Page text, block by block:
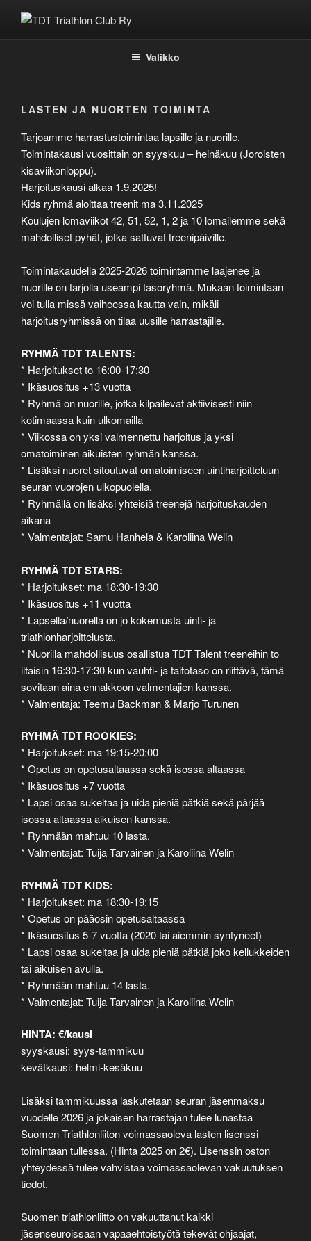
sisältöön
TDT TRIATHLON CLUB RY
Valikko
LASTEN JA NUORTEN TOIMINTA
Tarjoamme harrastustoimintaa lapsille ja nuorille.
Toimintakausi vuosittain on syyskuu – heinäkuu (Joroisten
kisaviikonloppu).
Harjoituskausi alkaa 1.9.2025!
Kids ryhmä aloittaa treenit ma 3.11.2025
Koulujen lomaviikot 42, 51, 52, 1, 2 ja 10 lomailemme sekä
mahdolliset pyhät, jotka sattuvat treenipäiville.
Toimintakaudella 2025-2026 toimintamme laajenee ja
nuorille on tarjolla useampi tasoryhmä. Mukaan toimintaan
voi tulla missä vaiheessa kautta vain, mikäli
harjoitusryhmissä on tilaa uusille harrastajille.
RYHMÄ TDT TALENTS:
* Harjoitukset to 16:00-17:30
* Ikäsuositus +13 vuotta
* Ryhmä on nuorille, jotka kilpailevat aktiivisesti niin
kotimaassa kuin ulkomailla
* Viikossa on yksi valmennettu harjoitus ja yksi
omatoiminen aikuisten ryhmän kanssa.
* Lisäksi nuoret sitoutuvat omatoimiseen uintiharjoitteluun
seuran vuorojen ulkopuolella.
* Ryhmällä on lisäksi yhteisiä treenejä harjoituskauden
aikana
* Valmentajat: Samu Hanhela & Karoliina Welin
RYHMÄ TDT STARS:
* Harjoitukset: ma 18:30-19:30
* Ikäsuositus +11 vuotta
* Lapsella/nuorella on jo kokemusta uinti- ja
triathlonharjoittelusta.
* Nuorilla mahdollisuus osallistua TDT Talent treeneihin to
iltaisin 16:30-17:30 kun vauhti- ja taitotaso on riittävä, tämä
sovitaan aina ennakkoon valmentajien kanssa.
* Valmentaja: Teemu Backman & Marjo Turunen
RYHMÄ TDT ROOKIES:
* Harjoitukset: ma 19:15-20:00
* Opetus on opetusaltaassa sekä isossa altaassa
* Ikäsuositus +7 vuotta
* Lapsi osaa sukeltaa ja uida pieniä pätkiä sekä pärjää
isossa altaassa aikuisen kanssa.
* Ryhmään mahtuu 10 lasta.
* Valmentajat: Tuija Tarvainen ja Karoliina Welin
RYHMÄ TDT KIDS:
* Harjoitukset: ma 18:30-19:15
* Opetus on pääosin opetusaltaassa
* Ikäsuositus 5-7 vuotta (2020 tai aiemmin syntyneet)
* Lapsi osaa sukeltaa ja uida pieniä pätkiä joko kellukkeiden
tai aikuisen avulla.
* Ryhmään mahtuu 14 lasta.
* Valmentajat: Tuija Tarvainen ja Karoliina Welin
HINTA: €/kausi
syyskausi: syys-tammikuu
kevätkausi: helmi-kesäkuu
Lisäksi tammikuussa laskutetaan seuran jäsenmaksu
vuodelle 2026 ja jokaisen harrastajan tulee lunastaa
Suomen Triathlonliiton voimassaoleva lasten lisenssi
toimintaan tullessa. (Hinta 2025 on 2€). Lisenssin oston
yhteydessä tulee vahvistaa voimassaolevan vakuutuksen
tiedot.
Suomen triathlonliitto on vakuuttanut kaikki
jäsenseuroissaan vapaaehtoistyötä tekevät ohjaajat,